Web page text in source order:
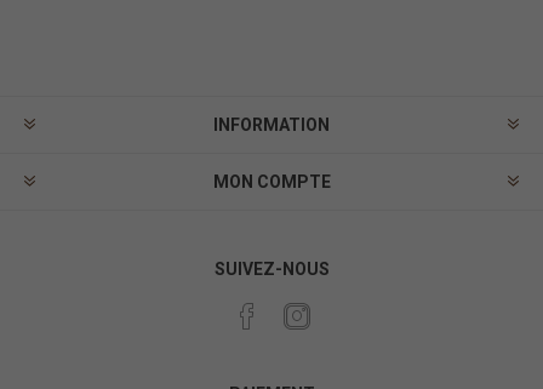
INFORMATION
MON COMPTE
SUIVEZ-NOUS